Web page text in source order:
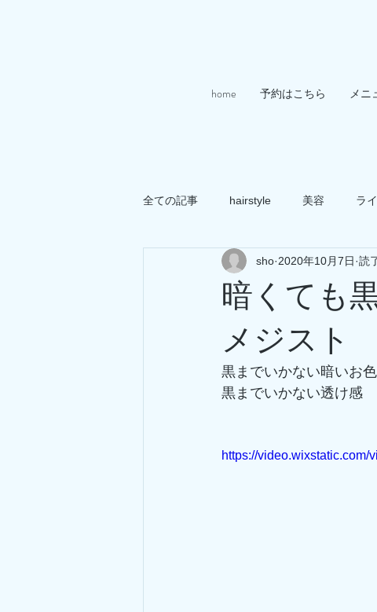
home 予約はこちら メニ
全ての記事 hairstyle 美容 ラ
暗くても
メジスト
sho 2020年10月7日 読
黒までいかない暗いお色
黒までいかない透け感
https://